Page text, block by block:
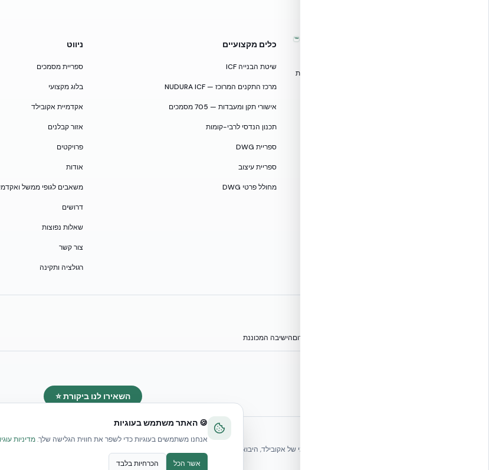
™
טכנולוגיות בנייה מתקדמות, ספריות תכנון, הדרכה מקצועית
כלים מקצועיים
שיטת הבנייה ICF
מרכז התקנים המרוכז — NUDURA ICF
אישורי תקן ומעבדות — 705 מסמכים
תכנון הנדסי לרבי-קומות
ספריית DWG
ספריית עיצוב
מחולל פרטי DWG
ניווט
ספריית מסמכים
בלוג מקצועי
אקדמיית אקובילד
אזור קבלנים
פרויקטים
אודות
משאבים לגופי ממשל
דרושים
שאלות נפוצות
צור קשר
רגולציה ותקינה
מגילת הפורוםהישיבה המכוננת
השאירו לנו ביקורת ⭐
🍪 האתר משתמש בעוגיות
אנחנו משתמשים בעוגיות כדי לשפר את חווית הגלישה שלך.מדיניות
אשר הכל הכרחיות בלבד